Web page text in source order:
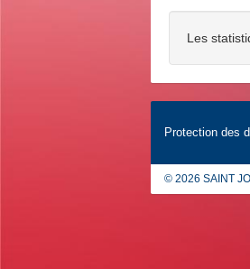
Les
Protection des
© 2026 SAINT